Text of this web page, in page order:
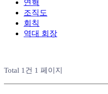
연혁
조직도
회칙
역대 회장
Total 1건 1 페이지